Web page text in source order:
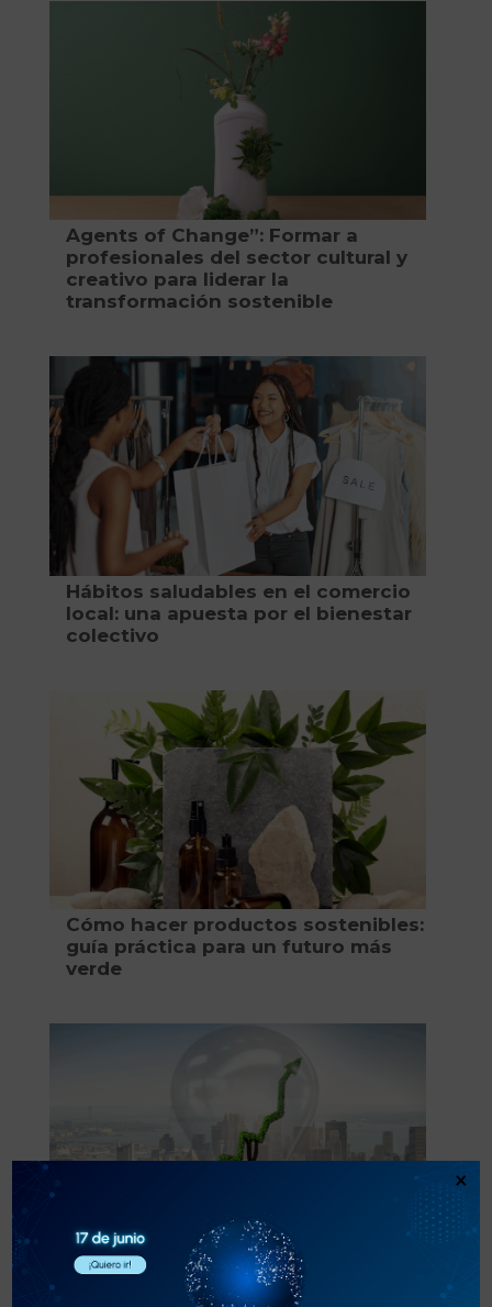
Agents of Change”: Formar a
profesionales del sector cultural y
creativo para liderar la
transformación sostenible
Hábitos saludables en el comercio
local: una apuesta por el bienestar
colectivo
Cómo hacer productos sostenibles:
guía práctica para un futuro más
verde
¿Qué es la Economía Verde y por
qué importa hoy más que nunca?
×